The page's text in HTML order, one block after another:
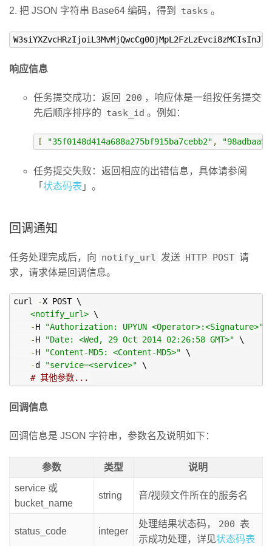
2. 把 JSON 字符串 Base64 编码，得到 tasks 。
响应信息
任务提交成功：返回 200 ，响应体是一组按任务提交
先后顺序排序的 task_id 。例如：
[ "35f0148d414a688a275bf915ba7cebb2" ,
任务提交失败：返回相应的出错信息，具体请参阅
「 状态码表 」。
回调通知
任务处理完成后，向 notify_url 发送 HTTP POST 请
求，请求体是回调信息。
curl -X POST \
<notify_url> \
-H "Authorization: UPYUN <Operator>:<Signature>"
-H "Date: <Wed, 29 Oct 2014 02:26:58 GMT>" \
-H "Content-MD5: <Content-MD5>" \
-d "service=<service>" \
# 其他参数...
回调信息
回调信息是 JSON 字符串，参数名及说明如下：
参数 类型
说明
service 或
bucket_name
string 音/视频文件所在的服务名
status_code integer
处理结果状态码， 200 表
示成功处理，详见状态码表